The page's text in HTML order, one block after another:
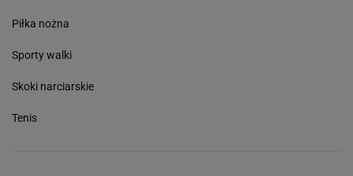
Piłka nożna
Sporty walki
Skoki narciarskie
Tenis